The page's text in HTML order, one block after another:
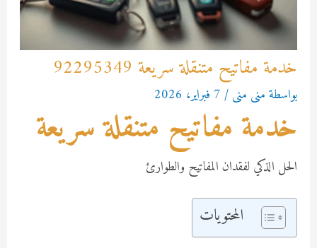
خدمة مفاتيح متنقلة سريعة 92295349
بواسطة منى منى/7 فبراير، 2026
خدمة مفاتيح متنقلة سريعة
الحل الذكي لفقدان المفاتيح والطوارئ
المحتويات